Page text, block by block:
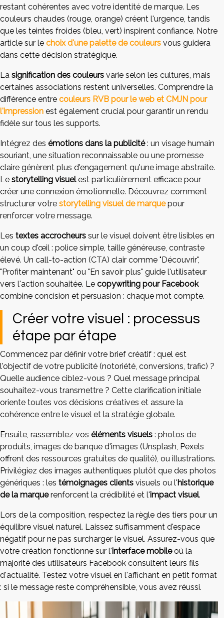
restant cohérentes avec votre identité de marque. Les
couleurs chaudes (rouge, orange) créent l'urgence, tandis
que les teintes froides (bleu, vert) inspirent confiance. Notre
article sur le choix d'une palette de couleurs vous guidera
dans cette décision stratégique.
La signification des couleurs varie selon les cultures, mais
certaines associations restent universelles. Comprendre la
différence entre couleurs RVB pour le web et CMJN pour
l'impression est également crucial pour garantir un rendu
fidèle sur tous les supports.
Intégrez des émotions dans la publicité: un visage humain
souriant, une situation reconnaissable ou une promesse
claire génèrent plus d'engagement qu'une image abstraite.
Le storytelling visuelest particulièrement efficace pour
créer une connexion émotionnelle. Découvrez comment
structurer votre storytelling visuel de marquepour
renforcer votre message.
Les textes accrocheurs sur le visuel doivent être lisibles en
un coup d'œil : police simple, taille généreuse, contraste
élevé. Un call-to-action (CTA) clair comme "Découvrir",
"Profiter maintenant" ou "En savoir plus" guide l'utilisateur
vers l'action souhaitée. Le copywriting pour Facebook
combine concision et persuasion : chaque mot compte.
Créer votre visuel : processus
étape par étape
Commencez par définir votre brief créatif : quel est
l'objectif de votre publicité (notoriété, conversions, trafic) ?
Quelle audience ciblez-vous ? Quel message principal
souhaitez-vous transmettre ? Cette clarification initiale
oriente toutes vos décisions créatives et assure la
cohérence entre le visuel et la stratégie globale.
Ensuite, rassemblez vos éléments visuels : photos de
produits, images de banque d'images (Unsplash, Pexels
offrent des ressources gratuites de qualité), ou illustrations.
Privilégiez des images authentiques plutôt que des photos
génériques : les témoignages clients visuels ou l'historique
de la marquerenforcent la crédibilité et l'impact visuel.
Lors de la composition, respectez la règle des tiers pour un
équilibre visuel naturel. Laissez suffisamment d'espace
négatif pour ne pas surcharger le visuel. Assurez-vous que
votre création fonctionne sur l'interface mobileoù la
majorité des utilisateurs Facebook consultent leurs fils
d'actualité. Testez votre visuel en l'affichant en petit format
: si le message reste compréhensible, vous avez réussi.